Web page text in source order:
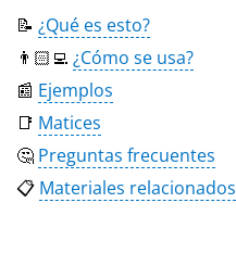
📝 ¿Qué es esto?
👨🏻‍💻 ¿Cómo se usa?
📰 Ejemplos
📑 Matices
🤔 Preguntas frecuentes
📋 Materiales relacionados